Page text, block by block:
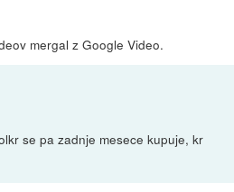
mergal z Google Video.
se pa zadnje mesece kupuje, kr